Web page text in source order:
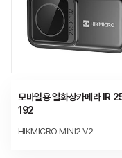
모바일용 열화상카메라 IR
192
HIKMICRO MINI2 V2